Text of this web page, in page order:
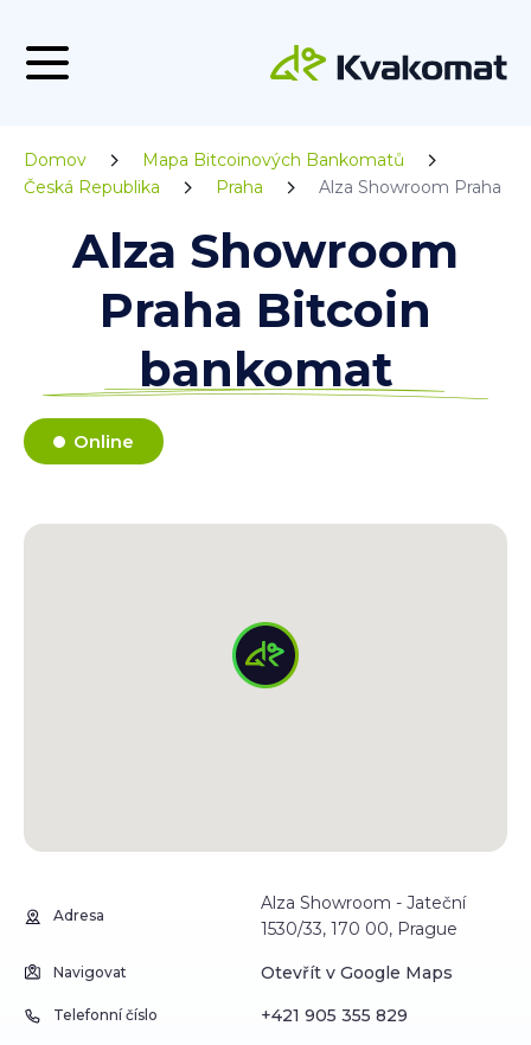
Domov
Mapa Bitcoinových Bankomatů
Česká Republika
Praha Alza Showroom Praha
Alza Showroom
Praha Bitcoin
bankomat
Online
Adresa
Alza Showroom - Jateční
1530/33, 170 00, Prague
Navigovat Otevřít v Google Maps
Telefonní číslo +421 905 355 829